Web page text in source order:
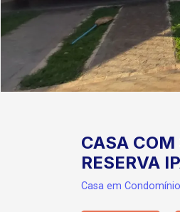
CASA COM
RESERVA
Casa em